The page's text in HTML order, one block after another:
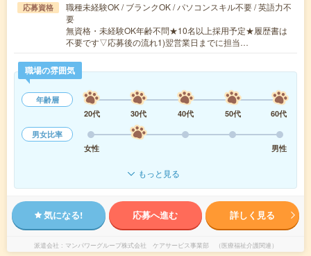
応募資格
職種未経験OK / ブランクOK / パソコンスキル不要 / 英語力不
要
無資格・未経験OK年齢不問★10名以上採用予定★履歴書は
不要です▽応募後の流れ1)翌営業日までに担当…
職場の雰囲気
年齢層
20代
30代 40代 50代
60代
男女比率
女性
男性
もっと見る
気になる! 応募へ進む 詳しく見る
派遣会社 マンパワーグループ株式会社 ケアサービス事業部 （医療福祉介護関連）